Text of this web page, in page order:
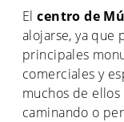
Elcentro de
alojarse, ya que
principales
comerciales y
muchos de
caminando o